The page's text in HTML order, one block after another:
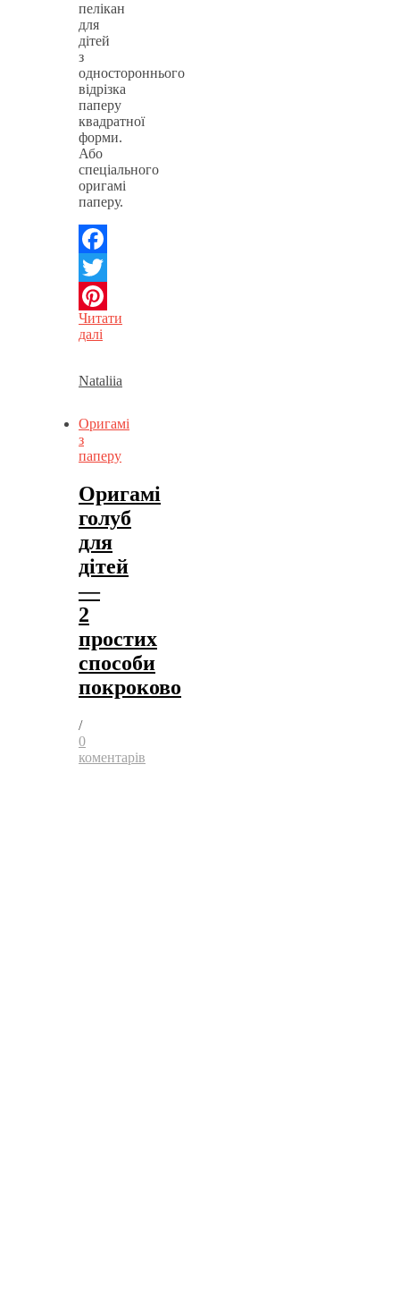
пелікан
для
дітей
з
одностороннього
відрізка
паперу
квадратної
форми.
Або
спеціального
оригамі
паперу.
Facebook
Twitter
Pinterest
Читати
далі
Nataliia
Оригамі
з
паперу
Оригамі
голуб
для
дітей
—
2
простих
способи
покроково
/
0
коментарів